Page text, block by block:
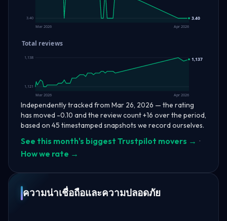
3.40 3.40
Mar 2026 Apr 2026
Total reviews
1,138
1,121
1,137
Mar 2026 Apr 2026
Independently tracked from Mar 26, 2026 — the rating
has moved -0.10 and the review count +16 over the period,
based on 45 timestamped snapshots we record ourselves.
See this month's biggest Trustpilot movers → ·
How we rate →
ความน่าเชื่อถือและความปลอดภัย